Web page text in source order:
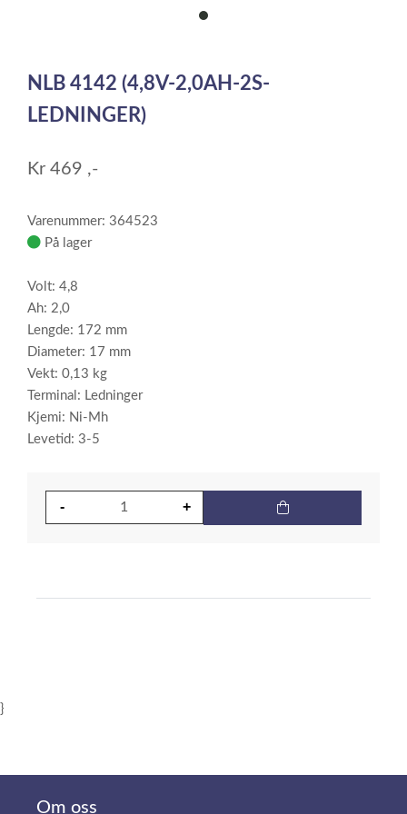
item
of
1
NLB 4142 (4,8V-2,0AH-2S-
LEDNINGER)
Kr 469 ,-
Varenummer: 364523
På lager
Volt: 4,8
Ah: 2,0
Lengde: 172 mm
Diameter: 17 mm
Vekt: 0,13 kg
Terminal: Ledninger
Kjemi: Ni-Mh
Levetid: 3-5
}
Om oss